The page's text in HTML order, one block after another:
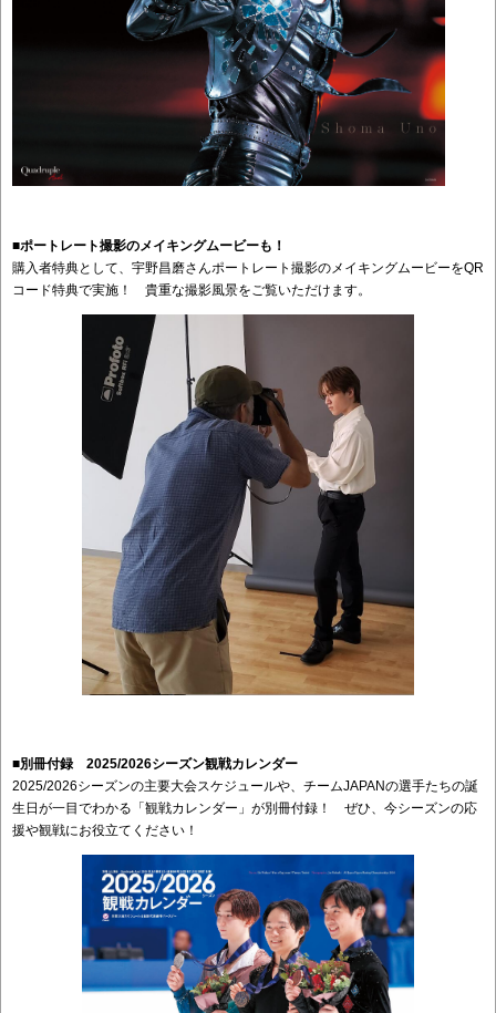
■ポートレート撮影のメイキングムービーも！
購入者特典として、宇野昌磨さんポートレート撮影のメイキングムービーをQR
コード特典で実施！ 貴重な撮影風景をご覧いただけます。
■別冊付録 2025/2026シーズン観戦カレンダー
2025/2026シーズンの主要大会スケジュールや、チームJAPANの選手たちの誕
生日が一目でわかる「観戦カレンダー」が別冊付録！ ぜひ、今シーズンの応
援や観戦にお役立てください！